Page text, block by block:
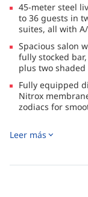
45-meter steel
to 36 guests in
suites, all with
Spacious salon
fully stocked
plus two shaded
Fully equipped
Nitrox
zodiacs for
St. Johns, Fury
ENOS GPS-
Leer más